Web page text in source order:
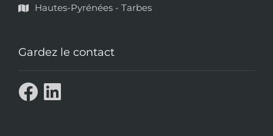
Hautes-Pyrénées - Tarbes
Gardez le contact